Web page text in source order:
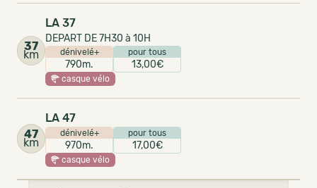
37
km
LA 37
DEPART DE 7H30 à 10H
dénivelé+
790m.
pour tous
13,00€
casque vélo
47
km
LA 47
dénivelé+
970m.
pour tous
17,00€
casque vélo